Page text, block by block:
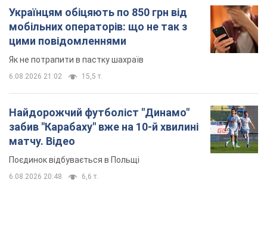
Українцям обіцяють по 850 грн від
мобільних операторів: що не так з
цими повідомленнями
Як не потрапити в пастку шахраїв
6.08.2026 21:02 15,5 т.
Найдорожчий футболіст "Динамо"
забив "Карабаху" вже на 10-й хвилині
матчу. Відео
Поєдинок відбувається в Польщі
6.08.2026 20:48 6,6 т.